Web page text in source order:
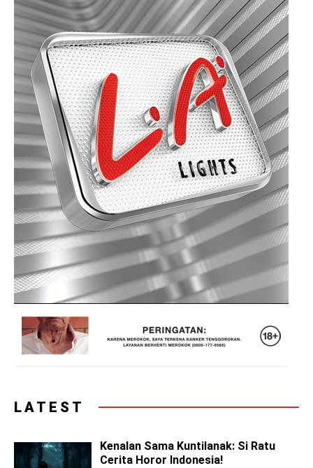
LATEST
Kenalan Sama Kuntilanak: Si Ratu
Cerita Horor Indonesia!